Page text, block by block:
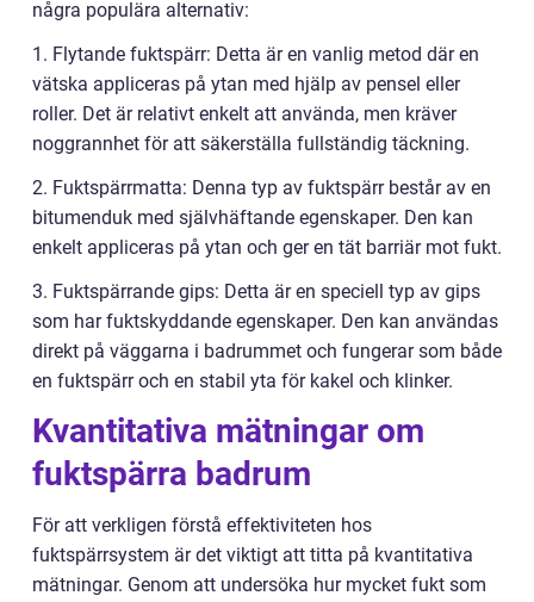
några populära alternativ:
1. Flytande fuktspärr: Detta är en vanlig metod där en
vätska appliceras på ytan med hjälp av pensel eller
roller. Det är relativt enkelt att använda, men kräver
noggrannhet för att säkerställa fullständig täckning.
2. Fuktspärrmatta: Denna typ av fuktspärr består av en
bitumenduk med självhäftande egenskaper. Den kan
enkelt appliceras på ytan och ger en tät barriär mot fukt.
3. Fuktspärrande gips: Detta är en speciell typ av gips
som har fuktskyddande egenskaper. Den kan användas
direkt på väggarna i badrummet och fungerar som både
en fuktspärr och en stabil yta för kakel och klinker.
Kvantitativa mätningar om
fuktspärra badrum
För att verkligen förstå effektiviteten hos
fuktspärrsystem är det viktigt att titta på kvantitativa
mätningar. Genom att undersöka hur mycket fukt som